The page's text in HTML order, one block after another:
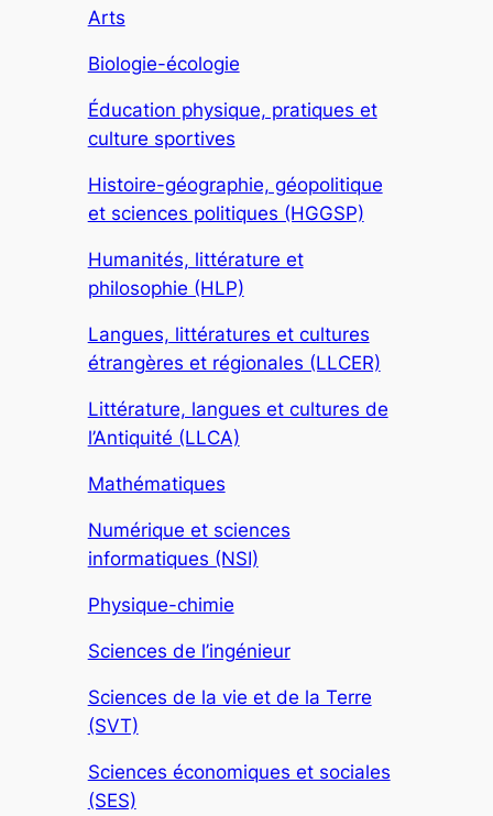
Arts
Biologie-écologie
Éducation physique, pratiques et
culture sportives
Histoire-géographie, géopolitique
et sciences politiques (HGGSP)
Humanités, littérature et
philosophie (HLP)
Langues, littératures et cultures
étrangères et régionales (LLCER)
Littérature, langues et cultures de
l’Antiquité (LLCA)
Mathématiques
Numérique et sciences
informatiques (NSI)
Physique-chimie
Sciences de l’ingénieur
Sciences de la vie et de la Terre
(SVT)
Sciences économiques et sociales
(SES)